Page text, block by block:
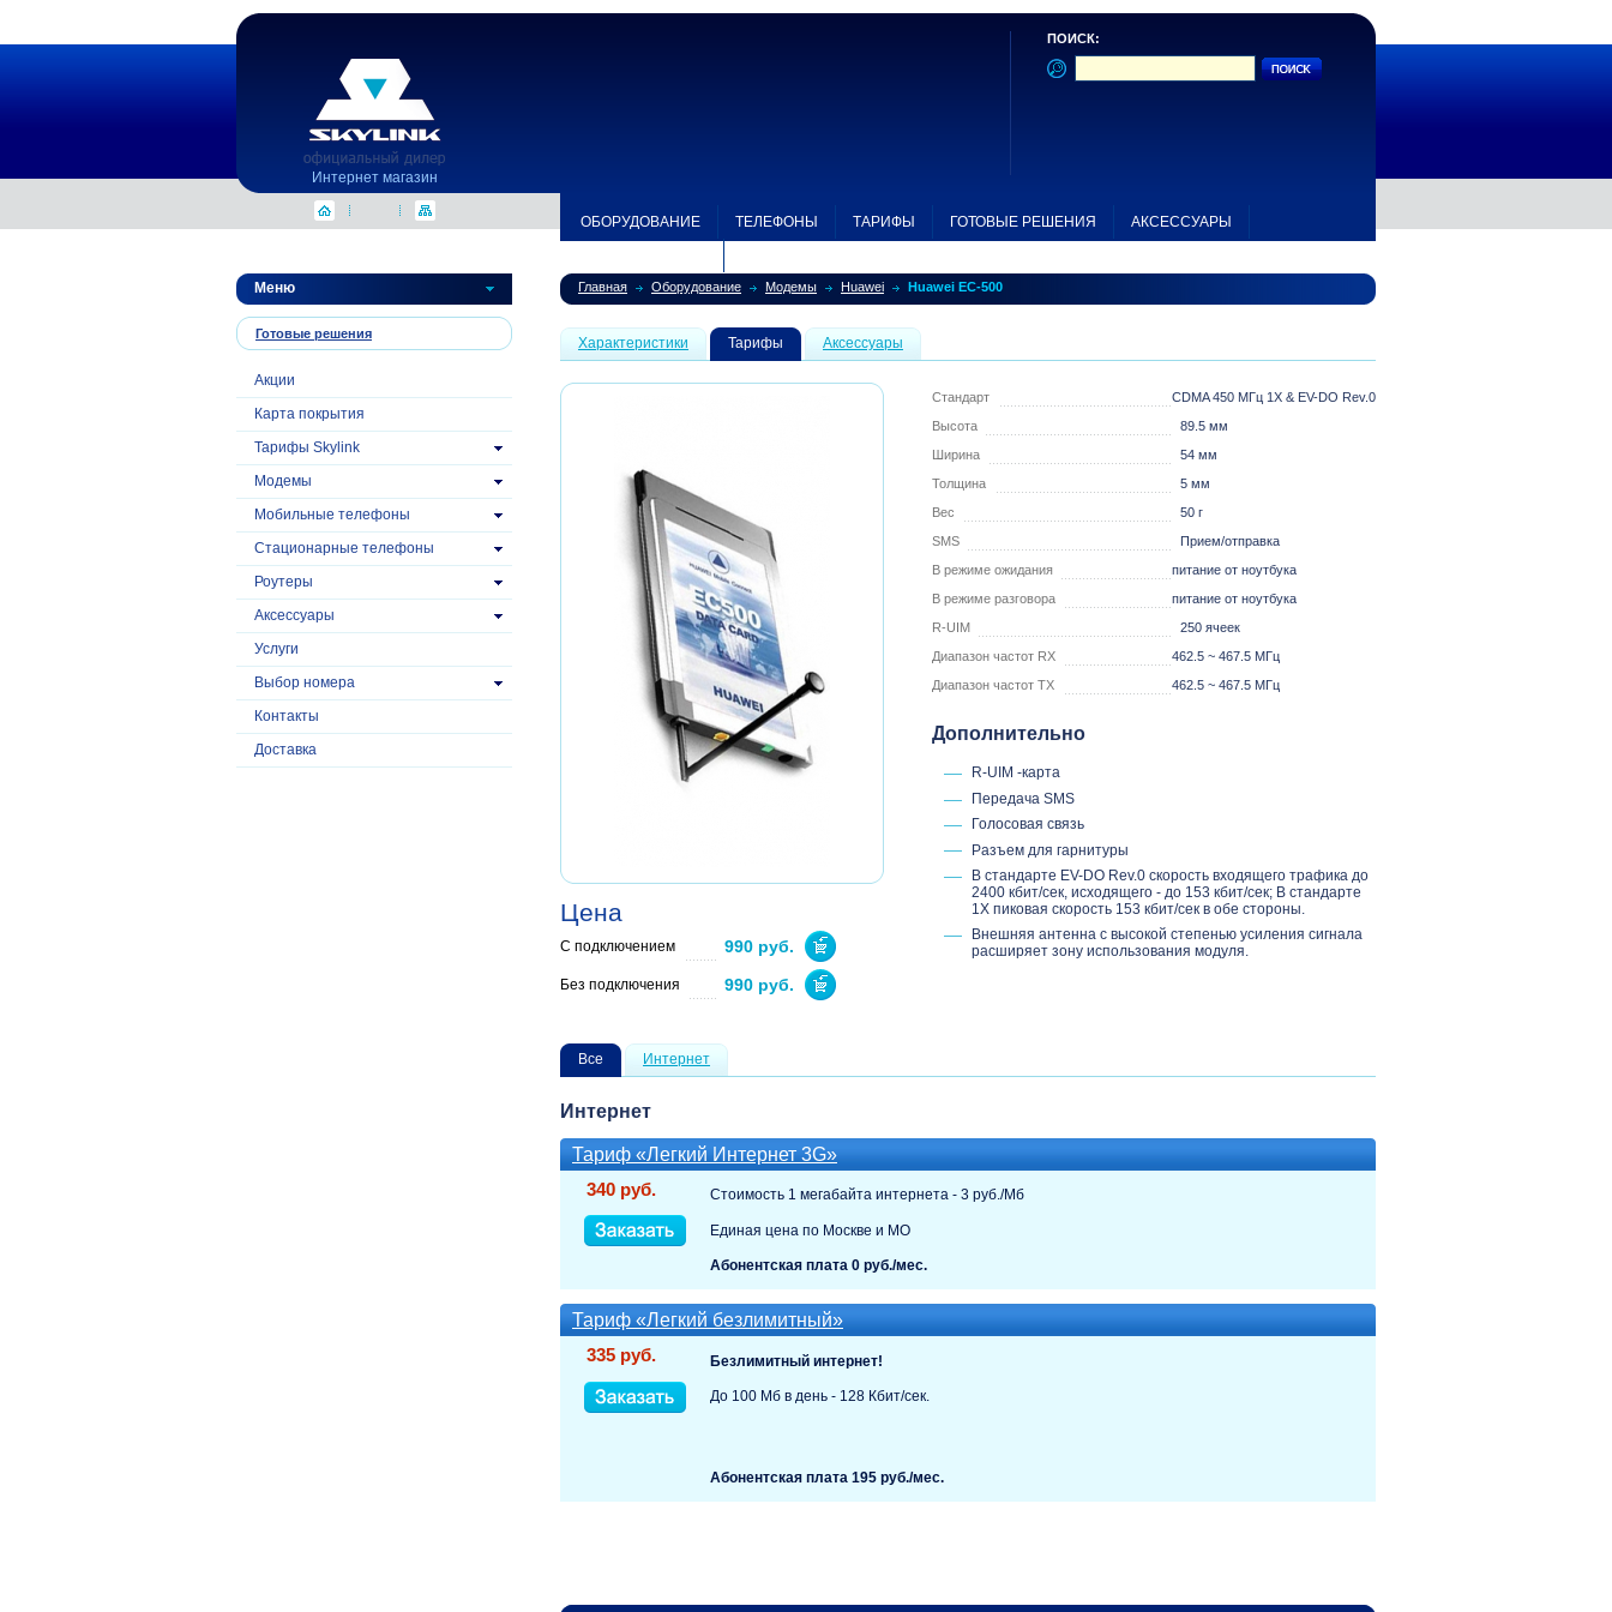
Интернет магазин
ПОИСК:
ОБОРУДОВАНИЕ ТЕЛЕФОНЫ ТАРИФЫ ГОТОВЫЕ РЕШЕНИЯ
АКСЕССУАРЫ
Меню
Готовые решения
Акции
Карта покрытия
Тарифы Skylink
Модемы
Mобильные телефоны
Стационарные телефоны
Роутеры
Аксессуары
Услуги
Выбор номера
Контакты
Доставка
Главная Оборудование Модемы Huawei Huawei EC-500
Характеристики Тарифы Аксессуары
Цена
С подключением 990 руб.
Без подключения 990 руб.
Стандарт
CDMA 450 МГц 1X & EV-DO Rev.0
Высота
89.5 мм
Ширина
54 мм
Толщина
5 мм
Вес
50 г
SMS
Прием/отправка
В режиме ожидания
питание от ноутбука
В режиме разговора
питание от ноутбука
R-UIM
250 ячеек
Диапазон частот RX
462.5 ~ 467.5 MГц
Диапазон частот ТX
462.5 ~ 467.5 MГц
Дополнительно
R-UIM -карта
Передача SMS
Голосовая связь
Разъем для гарнитуры
В стандарте EV-DO Rev.0 скорость входящего трафика до
2400 кбит/сек, исходящего - до 153 кбит/сек; В стандарте
1X пиковая скорость 153 кбит/сек в обе стороны.
Внешняя антенна с высокой степенью усиления сигнала
расширяет зону использования модуля.
Все Интернет
Интернет
Тариф «Легкий Интернет 3G»
340 руб. Стоимость 1 мегабайта интернета - 3 руб./Мб
Единая цена по Москве и МО
Абонентская плата 0 руб./мес.
Тариф «Легкий безлимитный»
335 руб. Безлимитный интернет!
До 100 Мб в день - 128 Кбит/сек.
Абонентская плата 195 руб./мес.